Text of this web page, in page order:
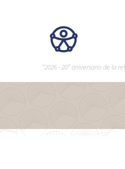
“2026 - 20º aniversario de la